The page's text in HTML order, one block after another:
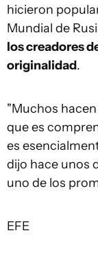
hicieron
Mundial de
los creadores
originalidad.
"Muchos
que es
es
dijo hace unos
uno de los
EFE